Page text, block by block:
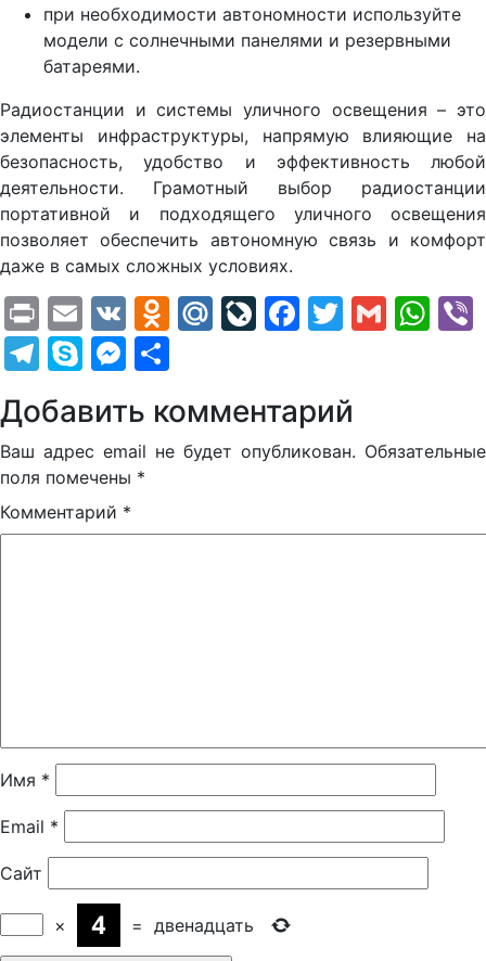
при необходимости автономности используйте
модели с солнечными панелями и резервными
батареями.
Радиостанции и системы уличного освещения – это
элементы инфраструктуры, напрямую влияющие на
безопасность, удобство и эффективность любой
деятельности. Грамотный выбор радиостанции
портативной и подходящего уличного освещения
позволяет обеспечить автономную связь и комфорт
даже в самых сложных условиях.
PrintEmail
VK Odnoklassniki
Mail.Ru
LiveJournal
Facebook
Twitter
Gmail
Telegram
SkypeMessenger
Добавить комментарий
Ваш адрес email не будет опубликован. Обязательные
поля помечены *
Комментарий *
Имя *
Email *
Сайт
× = двенадцать